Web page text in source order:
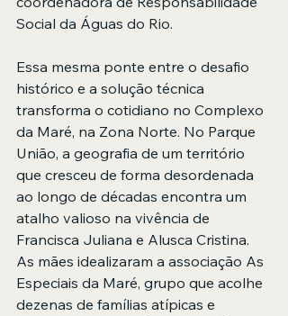
Social da Águas do Rio.
Essa mesma ponte entre o desafio
histórico e a solução técnica
transforma o cotidiano no Complexo
da Maré, na Zona Norte. No Parque
União, a geografia de um território
que cresceu de forma desordenada
ao longo de décadas encontra um
atalho valioso na vivência de
Francisca Juliana e Alusca Cristina.
As mães idealizaram a associação As
Especiais da Maré, grupo que acolhe
dezenas de famílias atípicas e